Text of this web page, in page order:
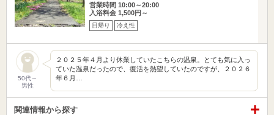
営業時間 10:00～20:00
入浴料金 1,500円～
日帰り 冷え性
50代～
男性
２０２５年４月より休業していたこちらの温泉。とても気に入っ
ていた温泉だったので、復活を熱望していたのですが、２０２６
年６月…
関連情報から探す